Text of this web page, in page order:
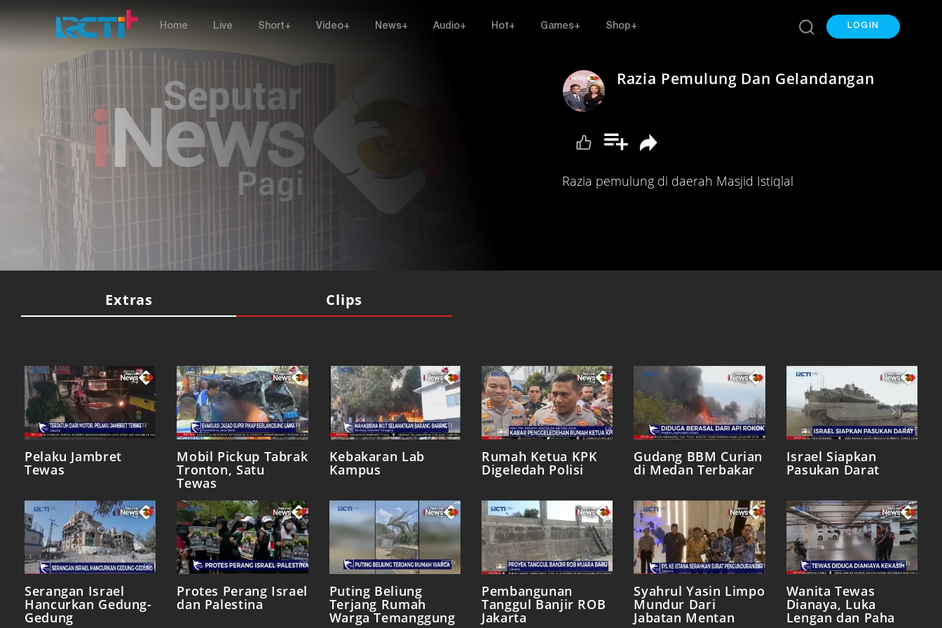
Home Live Short+ Video+ News+ Audio+ Hot+ Games+ Shop+ LOGIN
Razia Pemulung Dan Gelandangan
Razia pemulung di daerah Masjid Istiqlal
Extras Clips
Pelaku Jambret
Tewas
Mobil Pickup Tabrak
Tronton, Satu
Tewas
Kebakaran Lab
Kampus
Rumah Ketua KPK
Digeledah Polisi
Gudang BBM Curian
di Medan Terbakar
Israel Siapkan
Pasukan Darat
Serangan Israel
Hancurkan Gedung-
Gedung
Protes Perang Israel
dan Palestina
Puting Beliung
Terjang Rumah
Warga Temanggung
Pembangunan
Tanggul Banjir ROB
Jakarta
Syahrul Yasin Limpo
Mundur Dari
Jabatan Mentan
Wanita Tewas
Dianaya, Luka
Lengan dan Paha